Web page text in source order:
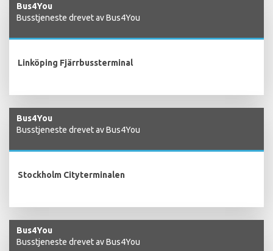
Bus4You
Busstjeneste drevet av Bus4You
Linköping Fjärrbussterminal
Bus4You
Busstjeneste drevet av Bus4You
Stockholm Cityterminalen
Bus4You
Busstjeneste drevet av Bus4You